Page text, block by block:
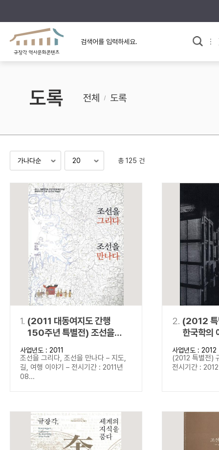
규장각의 어제와 오늘
규장각 소개영상
사료와 문학으로 본
고대
조선 후기
검색 연산자 사용안내
연산자
AND 정조 AND 정약용
“정조”와 “정약
색
OR 정조 OR 정약용 “정조” 또는 “
NOT 정조 NOT 정약용
“정조”가 나온
료를 검색
동시에 여러 개의 연산자를 사용할 수 있습니다.
도록 전체 도록
총 125 건
1. (2011 대동여지도 간행
150주년 특별전) 조선을
그리다, 조선을 만나다
사업년도 : 2011
조선을 그리다, 조선을 만나다 – 지도,
길, 여행 이야기 – 전시기간 : 2011년
08...
2. (2012 특
한국학의
사업년도 : 2012
(2012 특별전)
전시기간 :